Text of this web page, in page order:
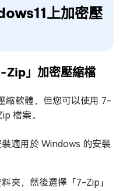
上加密壓
Zip」加密壓縮檔
縮軟體，但您可以使用 7-
檔案。
適用於 Windows 的安裝
夾，然後選擇「7-Zip」